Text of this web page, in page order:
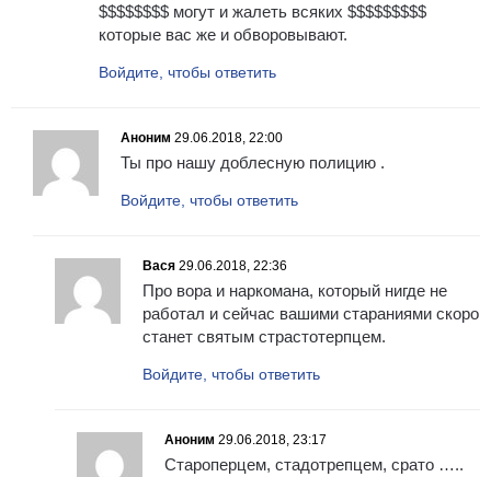
$$$$$$$$ могут и жалеть всяких $$$$$$$$$
которые вас же и обворовывают.
Войдите, чтобы ответить
Аноним 29.06.2018, 22:00
Ты про нашу доблесную полицию .
Войдите, чтобы ответить
Вася 29.06.2018, 22:36
Про вора и наркомана, который нигде не
работал и сейчас вашими стараниями скоро
станет святым страстотерпцем.
Войдите, чтобы ответить
Аноним 29.06.2018, 23:17
Староперцем, стадотрепцем, срато …..